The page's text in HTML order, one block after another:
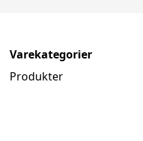
Varekategorier
Produkter